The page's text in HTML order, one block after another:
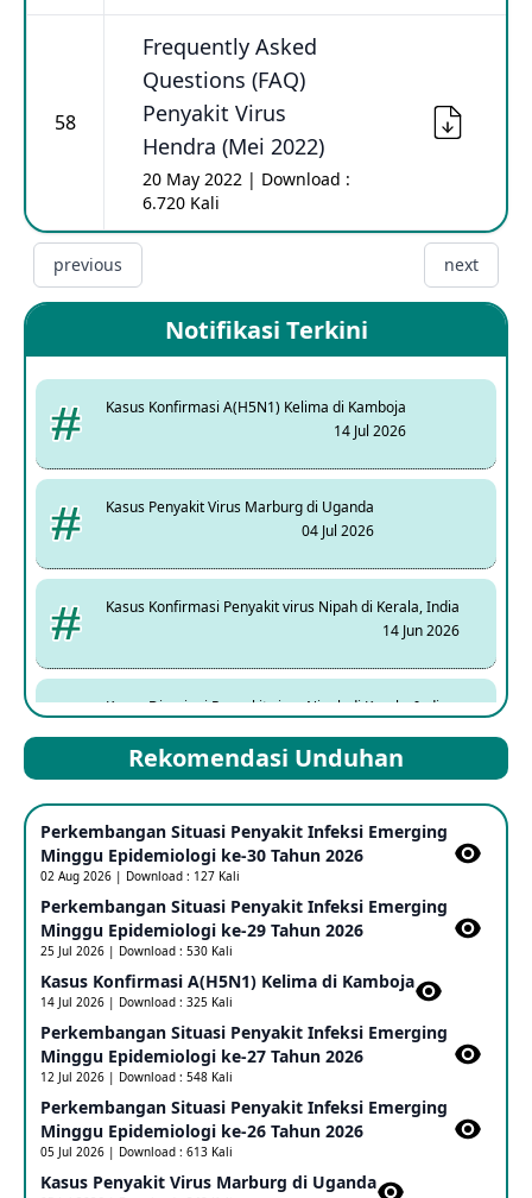
58
Frequently Asked
Questions (FAQ)
Penyakit Virus
Hendra (Mei 2022)
20 May 2022 | Download :
6.720 Kali
previous next
Notifikasi Terkini
Kasus Konfirmasi A(H5N1) Kelima di Kamboja
14 Jul 2026
Kasus Penyakit Virus Marburg di Uganda
04 Jul 2026
Kasus Konfirmasi Penyakit virus Nipah di Kerala, India
14 Jun 2026
Kasus Dicurigai Penyakit virus Nipah di Kerala, India
Mpox Clade 1b di Taiwan
25 May 2026
Update Informasi PHEIC Penyakit Ebola
23 May 2026
Penetapan Outbreak Penyakit Ebola di RD Kongo dan
Uganda Sebagai PHEIC
17 May 2026
Outbreak Penyakti Ebola di RD Kongo
16 May 2026
Rekomendasi Unduhan
Perkembangan Situasi Penyakit Infeksi Emerging
Minggu Epidemiologi ke-30 Tahun 2026
02 Aug 2026 | Download : 127 Kali
Perkembangan Situasi Penyakit Infeksi Emerging
Minggu Epidemiologi ke-29 Tahun 2026
25 Jul 2026 | Download : 530 Kali
Kasus Konfirmasi A(H5N1) Kelima di Kamboja​
14 Jul 2026 | Download : 325 Kali
Perkembangan Situasi Penyakit Infeksi Emerging
Minggu Epidemiologi ke-27 Tahun 2026
12 Jul 2026 | Download : 548 Kali
Perkembangan Situasi Penyakit Infeksi Emerging
Minggu Epidemiologi ke-26 Tahun 2026
05 Jul 2026 | Download : 613 Kali
Kasus Penyakit Virus Marburg di Uganda